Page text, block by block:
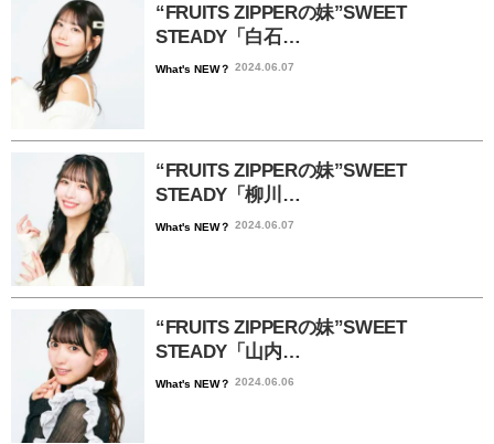
“FRUITS ZIPPERの妹”SWEET
STEADY「白石…
What's NEW？ 2024.06.07
“FRUITS ZIPPERの妹”SWEET
STEADY「柳川…
What's NEW？ 2024.06.07
“FRUITS ZIPPERの妹”SWEET
STEADY「山内…
What's NEW？ 2024.06.06